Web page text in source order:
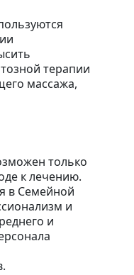
терапии
массажа,
только
к лечению.
в Семейной
и
и